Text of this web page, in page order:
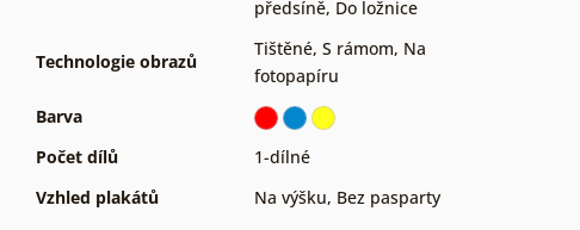
předsíně, Do ložnice
Technologie obrazů
Tištěné, S rámom, Na
fotopapíru
Barva
Počet dílů
1-dílné
Vzhled plakátů
Na výšku, Bez pasparty